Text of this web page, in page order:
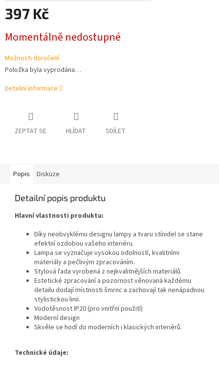
397 Kč
cena:
Momentálně nedostupné
Možnosti doručení
Položka byla vyprodána…
Detailní informace
ZEPTAT SE HLÍDAT SDÍLET
Popis Diskuze
Detailní popis produktu
Hlavní vlastnosti produktu:
Díky neobvyklému designu lampy a tvaru stínidel se stane
efektní ozdobou vašeho interiéru.
Lampa se vyznačuje vysokou odolností, kvalitními
materiály a pečlivým zpracováním.
Stylová řada vyrobená z nejkvalitnějších materiálů.
Estetické zpracování a pozornost věnovaná každému
detailu dodají místnosti šmrnc a zachovají tak nenápadnou
stylistickou linii.
Vodotěsnost IP20 (pro vnitřní použití)
Moderní design
Skvěle se hodí do moderních i klasických interiérů.
Technické údaje: